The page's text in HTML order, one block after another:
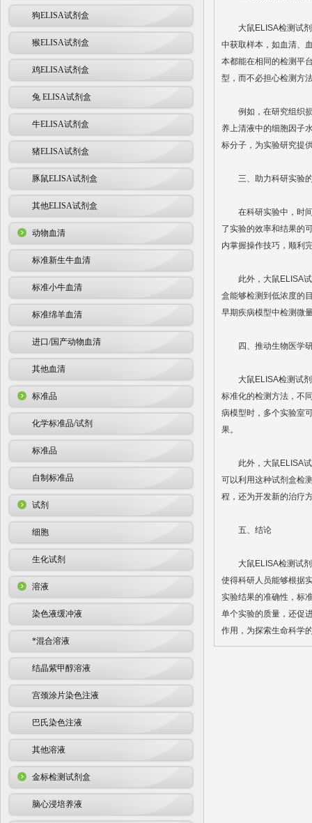
狗ELISA试剂盒
猴ELISA试剂盒
鸡ELISA试剂盒
兔 ELISA试剂盒
牛ELISA试剂盒
猪ELISA试剂盒
豚鼠ELISA试剂盒
其他ELISA试剂盒
动物血清
标准新生牛血清
标准小牛血清
标准绵羊血清
进口/国产动物血清
其他血清
标准品
化学标准品/试剂
标准品
自制标准品
试剂
细胞
生化试剂
溶液
染色液缓冲液
*混合溶液
结晶紫甲醇溶液
宫颈涂片染色注液
巴氏染色注液
其他溶液
金标检测试剂盒
脑心浸培养液
大鼠ELISA检测试剂
中获取样本，如血清、
本都能在相同的检测平
型，而不必担心检测方
例如，在研究组织损
养上清液中的细胞因子
标分子，为实验研究提
三、助力科研实验的
在科研实验中，时间
了实验的效率和结果的
内掌握操作技巧，顺利
此外，大鼠ELISA试
盒能够检测到低浓度的
早期疾病模型中检测微
四、推动生物医学研
大鼠ELISA检测试剂
标准化的检测方法，不
病模型时，多个实验室
果。
此外，大鼠ELISA试
可以利用这种试剂盒检
程，还为开发新的治疗
五、结论
大鼠ELISA检测试剂
使得科研人员能够根据
实验结果的准确性，标
单个实验的质量，还促
作用，为探索生命科学